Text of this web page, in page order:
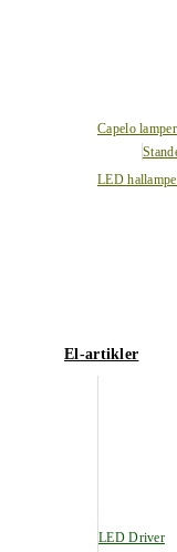
Capelo
LED
El-artikler
LED Driver